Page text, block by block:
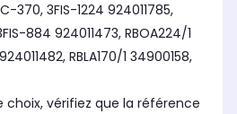
370, 3FIS-1224 924011785,
884 924011473, RBOA224/1
RBLA170/1 34900158,
choix, vérifiez que la référence